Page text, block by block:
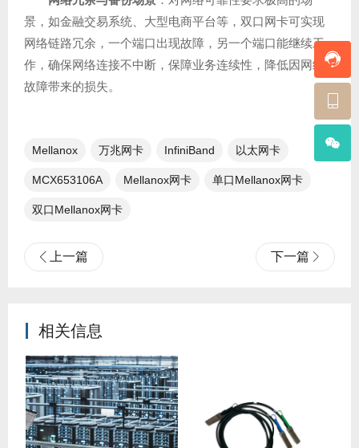
景，如金融交易系统、大型电商平台等，双口网卡可实现
网络链路冗余，一个端口出现故障，另一个端口能继续工
作，确保网络连接不中断，保障业务连续性，降低因网络
故障带来的损失。
Mellanox 万兆网卡 InfiniBand 以太网卡
MCX653106A Mellanox网卡 单口Mellanox网卡
双口Mellanox网卡
上一篇 下一篇
相关信息